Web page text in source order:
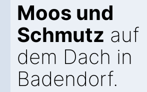
Moos und
Schmutz auf
dem Dach in
Badendorf.